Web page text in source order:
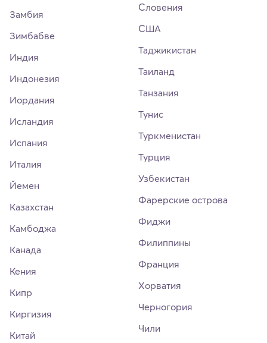
Замбия
Зимбабве
Индия
Индонезия
Иордания
Исландия
Испания
Италия
Йемен
Казахстан
Камбоджа
Канада
Кения
Кипр
Киргизия
Китай
Словения
США
Таджикистан
Таиланд
Танзания
Тунис
Туркменистан
Турция
Узбекистан
Фарерские острова
Фиджи
Филиппины
Франция
Хорватия
Черногория
Чили